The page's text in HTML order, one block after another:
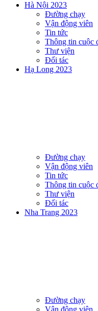
Hà Nội 2023
Đường chạy
Vận động viên
Tin tức
Thông tin cuộc
Thư viện
Đối tác
Hạ Long 2023
Đường chạy
Vận động viên
Tin tức
Thông tin cuộc
Thư viện
Đối tác
Nha Trang 2023
Đường chạy
Vận động viên